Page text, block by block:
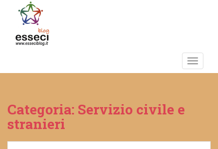
m
Categoria: Servizio civile e
stranieri